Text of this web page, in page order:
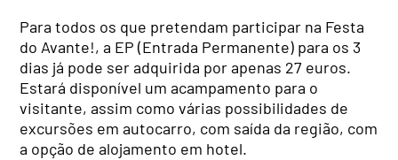
Para todos os que pretendam participar na Festa
do Avante!, a EP (Entrada Permanente) para os 3
dias já pode ser adquirida por apenas 27 euros.
Estará disponível um acampamento para o
visitante, assim como várias possibilidades de
excursões em autocarro, com saída da região, com
a opção de alojamento em hotel.